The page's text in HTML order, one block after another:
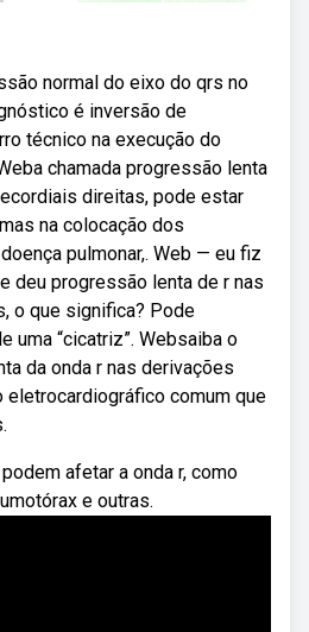
normal do eixo do qrs no
é inversão de
técnico na execução do
chamada progressão lenta
direitas, pode estar
na colocação dos
pulmonar,. Web — eu fiz
deu progressão lenta de r nas
o que significa? Pode
uma “cicatriz”. Websaiba o
da onda r nas derivações
eletrocardiográfico comum que
afetar a onda r, como
e outras.